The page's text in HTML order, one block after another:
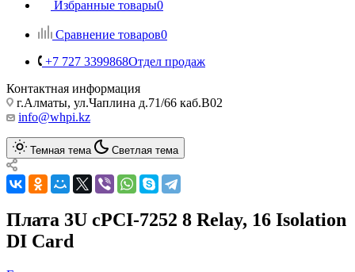
Избранные товары0
Сравнение товаров0
+7 727 3399868Отдел продаж
Контактная информация
г.Алматы, ул.Чаплина д.71/66 каб.B02
info@whpi.kz
Темная тема Светлая тема
Плата 3U cPCI-7252 8 Relay, 16 Isolation
DI Card